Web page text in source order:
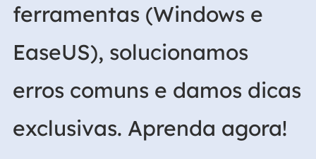
ferramentas (Windows e
EaseUS), solucionamos
erros comuns e damos dicas
exclusivas. Aprenda agora!